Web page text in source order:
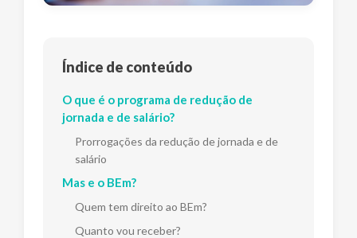
Índice de conteúdo
O que é o programa de redução de
jornada e de salário?
Prorrogações da redução de jornada e de
salário
Mas e o BEm?
Quem tem direito ao BEm?
Quanto vou receber?